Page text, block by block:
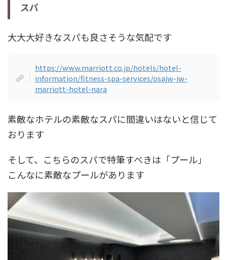
スパ
大大大好きなスパも良さそうな気配です
https://www.marriott.co.jp/hotels/hotel-
information/fitness-spa-services/osajw-jw-
marriott-hotel-nara
素敵なホテルの素敵なスパに間違いはないと信じて
おります
そして、こちらのスパで特筆すべきは「プール」
こんなに素敵なプールがあります